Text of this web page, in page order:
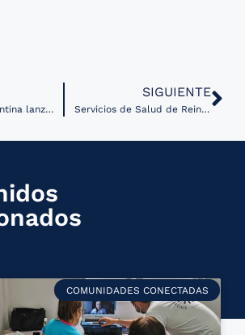
Gobierno de Argentina lanzó nuevos servicios digitales para la gestión de la pandemia
SIGUIENTE
Servicios de Salud de Reino Unido y Microsoft anunciaron colaboración en investigación sobre Inteligencia Artificial
COMUNIDADES CONECTADAS